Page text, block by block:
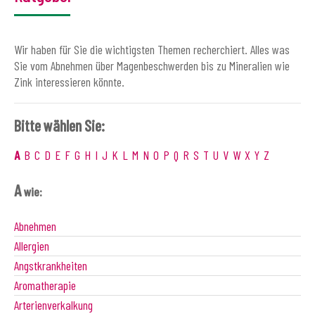
Wir haben für Sie die wichtigsten Themen recherchiert. Alles was
Sie vom Abnehmen über Magenbeschwerden bis zu Mineralien wie
Zink interessieren könnte.
Bitte wählen Sie:
A B C D E F G H I J K L M N O P Q R S T U V W X Y Z
Awie:
Abnehmen
Allergien
Angstkrankheiten
Aromatherapie
Arterienverkalkung